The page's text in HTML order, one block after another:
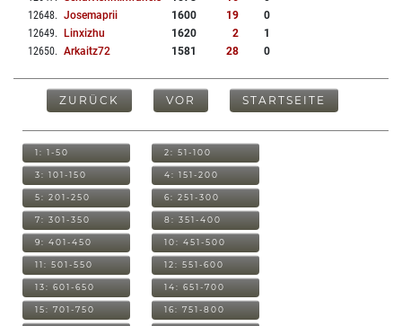
12648. Josemaprii 1600 19
0
12649. Linxizhu 1620 2
1
12650. Arkaitz72 1581 28 0
ZURÜCK VOR STARTSEITE
1: 1-50 2: 51-100
3: 101-150 4: 151-200
5: 201-250 6: 251-300
7: 301-350 8: 351-400
9: 401-450 10: 451-500
11: 501-550 12: 551-600
13: 601-650 14: 651-700
15: 701-750 16: 751-800